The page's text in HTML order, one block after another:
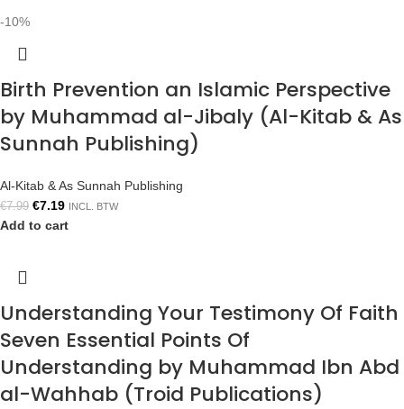
-10%
Birth Prevention an Islamic Perspective
by Muhammad al-Jibaly (Al-Kitab & As
Sunnah Publishing)
Al-Kitab & As Sunnah Publishing
€7.99 €7.19 INCL. BTW
Add to cart
Understanding Your Testimony Of Faith
Seven Essential Points Of
Understanding by Muhammad Ibn Abd
al-Wahhab (Troid Publications)